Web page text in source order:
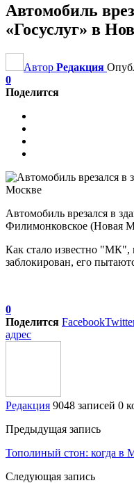
Автомобиль
«Госуслуг» в
Автор Редакция
0
Поделится
Автомобиль врезался в
Филимонковское (Новая
Как стало известно "МК",
заблокирован, его
0
Поделится Facebook
адрес
Редакция 9048 записей 0
Предыдущая запись
Тополиный стон: когда в
Следующая запись